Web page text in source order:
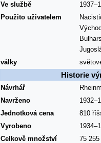
Ve službě
Použito uživatelem
války
Historie
Návrhář
Navrženo
Jednotková cena
810
Vyrobeno
Celkově množství
75